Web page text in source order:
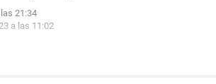
21:34
a las 11:02